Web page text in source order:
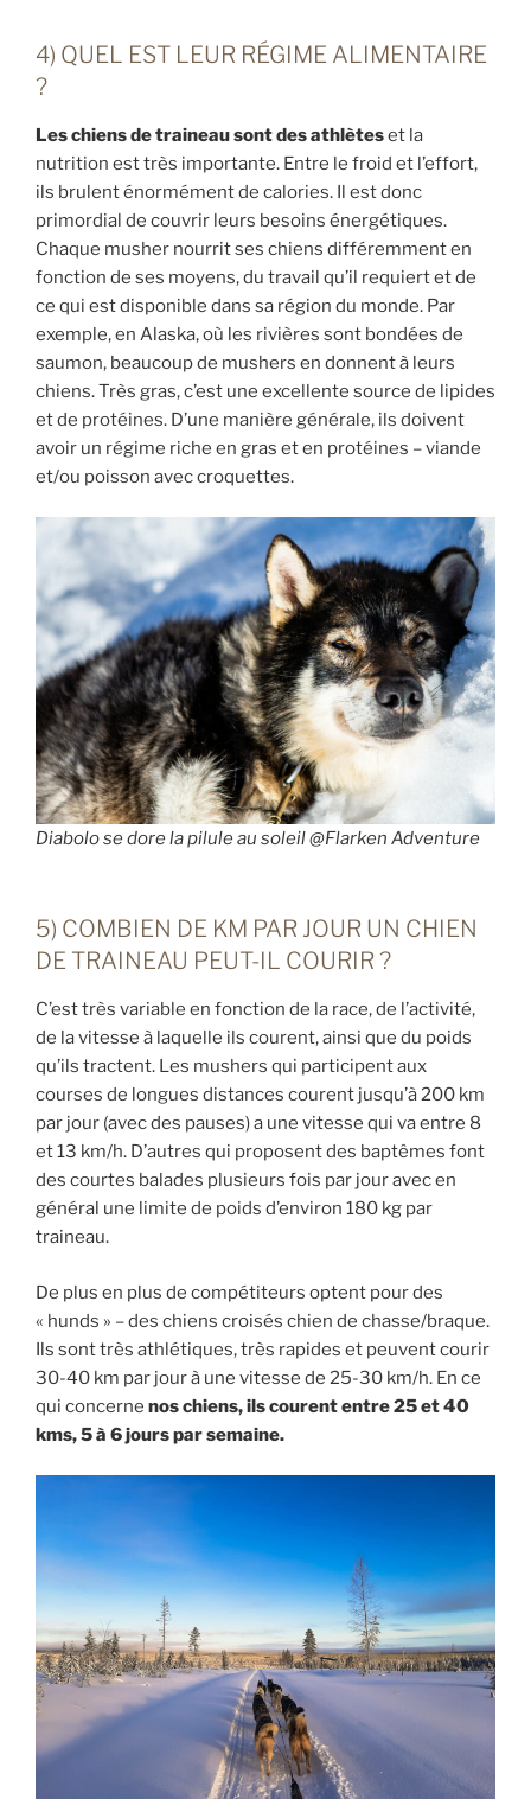
4) QUEL EST LEUR RÉGIME ALIMENTAIRE
?
Les chiens de traineau sont des athlèteset la
nutrition est très importante. Entre le froid et l’effort,
ils brulent énormément de calories. Il est donc
primordial de couvrir leurs besoins énergétiques.
Chaque musher nourrit ses chiens différemment en
fonction de ses moyens, du travail qu’il requiert et de
ce qui est disponible dans sa région du monde. Par
exemple, en Alaska, où les rivières sont bondées de
saumon, beaucoup de mushers en donnent à leurs
chiens. Très gras, c’est une excellente source de lipides
et de protéines. D’une manière générale, ils doivent
avoir un régime riche en gras et en protéines – viande
et/ou poisson avec croquettes.
Diabolo se dore la pilule au soleil @Flarken Adventure
5) COMBIEN DE KM PAR JOUR UN CHIEN
DE TRAINEAU PEUT-IL COURIR ?
C’est très variable en fonction de la race, de l’activité,
de la vitesse à laquelle ils courent, ainsi que du poids
qu’ils tractent. Les mushers qui participent aux
courses de longues distances courent jusqu’à 200 km
par jour (avec des pauses) a une vitesse qui va entre 8
et 13 km/h. D’autres qui proposent des baptêmes font
des courtes balades plusieurs fois par jour avec en
général une limite de poids d’environ 180 kg par
traineau.
De plus en plus de compétiteurs optent pour des
« hunds » – des chiens croisés chien de chasse/braque.
Ils sont très athlétiques, très rapides et peuvent courir
30-40 km par jour à une vitesse de 25-30 km/h. En ce
qui concerne nos chiens, ils courent entre 25 et 40
kms, 5 à 6 jours par semaine.